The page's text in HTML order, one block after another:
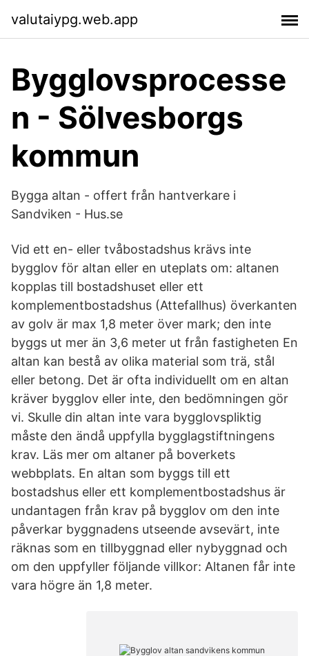
valutaiypg.web.app
Bygglovsprocesse
n - Sölvesborgs
kommun
Bygga altan - offert från hantverkare i
Sandviken - Hus.se
Vid ett en- eller tvåbostadshus krävs inte
bygglov för altan eller en uteplats om: altanen
kopplas till bostadshuset eller ett
komplementbostadshus (Attefallhus) överkanten
av golv är max 1,8 meter över mark; den inte
byggs ut mer än 3,6 meter ut från fastigheten En
altan kan bestå av olika material som trä, stål
eller betong. Det är ofta individuellt om en altan
kräver bygglov eller inte, den bedömningen gör
vi. Skulle din altan inte vara bygglovspliktig
måste den ändå uppfylla bygglagstiftningens
krav. Läs mer om altaner på boverkets
webbplats. En altan som byggs till ett
bostadshus eller ett komplementbostadshus är
undantagen från krav på bygglov om den inte
påverkar byggnadens utseende avsevärt, inte
räknas som en tillbyggnad eller nybyggnad och
om den uppfyller följande villkor: Altanen får inte
vara högre än 1,8 meter.